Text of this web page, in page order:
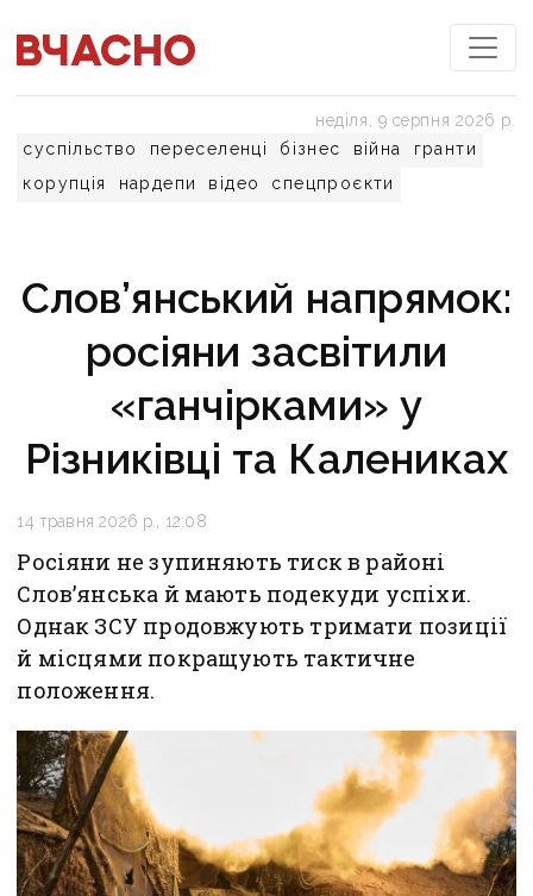
суспільство переселенці бізнес війна
гранти
корупція
нардепи відео спецпроєкти
неділя, 9 серпня 2026 р.
Слов’янський напрямок:
росіяни засвітили
«ганчірками» у
Різниківці та Калениках
14 травня 2026 р., 12:08
Росіяни не зупиняють тиск в районі
Слов’янська й мають подекуди успіхи.
Однак ЗСУ продовжують тримати позиції
й місцями покращують тактичне
положення.